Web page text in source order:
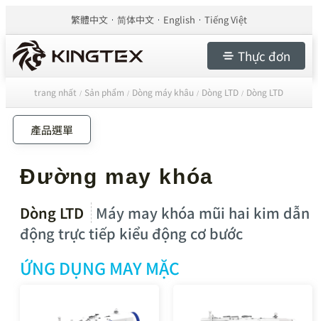
繁體中文 简体中文 English Tiếng Việt
Thực đơn
trang nhất / Sản phẩm / Dòng máy khâu / Dòng LTD / Dòng LTD
產品選單
Đường may khóa
Dòng LTD
Máy may khóa mũi hai kim dẫn
động trực tiếp kiểu động cơ bước
ỨNG DỤNG MAY MẶC